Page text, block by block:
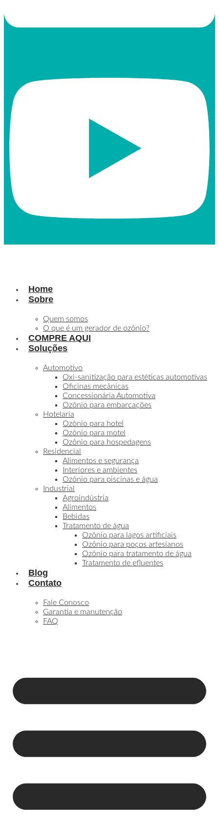
Home
Sobre
Quem somos
O que é um gerador de ozônio?
COMPRE AQUI
Soluções
Automotivo
Oxi-sanitização para estéticas automotivas
Oficinas mecânicas
Concessionária Automotiva
Ozônio para embarcações
Hotelaria
Ozônio para hotel
Ozônio para motel
Ozônio para hospedagens
Residencial
Alimentos e segurança
Interiores e ambientes
Ozônio para piscinas e água
Industrial
Agroindústria
Alimentos
Bebidas
Tratamento de água
Ozônio para lagos artificiais
Ozônio para poços artesianos
Ozônio para tratamento de água
Tratamento de efluentes
Blog
Contato
Fale Conosco
Garantia e manutenção
FAQ